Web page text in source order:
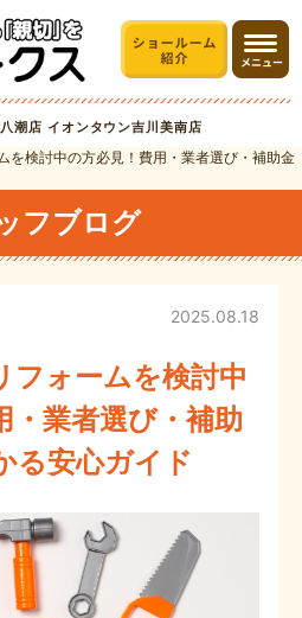
潮店 イオンタウン吉川美南店
を検討中の方必見！費用・業者選び・補助金
フブログ
フォームを検討中
・業者選び・補助
る安心ガイド
2025.08.18